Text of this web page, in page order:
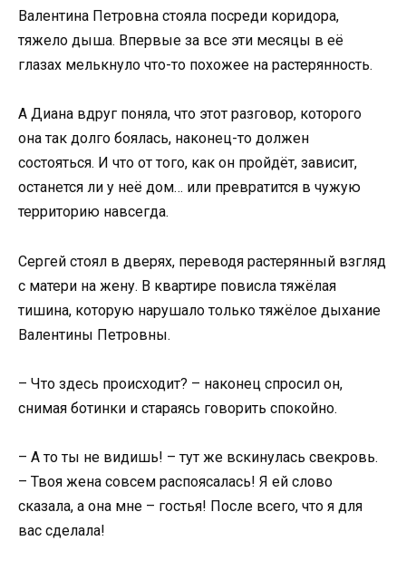
Валентина Петровна стояла посреди коридора,
тяжело дыша. Впервые за все эти месяцы в её
глазах мелькнуло что-то похожее на растерянность.
А Диана вдруг поняла, что этот разговор, которого
она так долго боялась, наконец-то должен
состояться. И что от того, как он пройдёт, зависит,
останется ли у неё дом… или превратится в чужую
территорию навсегда.
Сергей стоял в дверях, переводя растерянный взгляд
с матери на жену. В квартире повисла тяжёлая
тишина, которую нарушало только тяжёлое дыхание
Валентины Петровны.
– Что здесь происходит? – наконец спросил он,
снимая ботинки и стараясь говорить спокойно.
– А то ты не видишь! – тут же вскинулась свекровь.
– Твоя жена совсем распоясалась! Я ей слово
сказала, а она мне – гостья! После всего, что я для
вас сделала!